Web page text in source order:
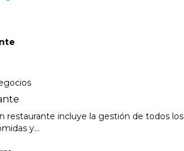
restaurante incluye la gestión de todos
y...